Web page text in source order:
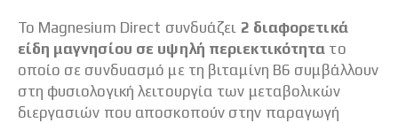
Το Magnesium Direct συνδυάζει 2 διαφορετικά
είδη μαγνησίου σε υψηλή περιεκτικότητα το
οποίο σε συνδυασμό με τη βιταμίνη Β6 συμβάλλουν
στη φυσιολογική λειτουργία των μεταβολικών
διεργασιών που αποσκοπούν στην παραγωγή